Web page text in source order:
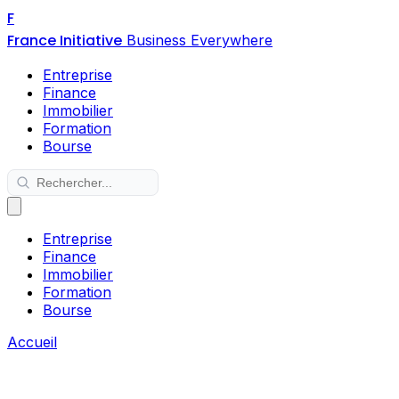
F
France Initiative Business Everywhere
Entreprise
Finance
Immobilier
Formation
Bourse
Entreprise
Finance
Immobilier
Formation
Bourse
Accueil